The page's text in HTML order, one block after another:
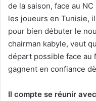
de la saison, face au
les joueurs en Tunisie,
pour bien débuter le
chairman kabyle, veut
départ possible face au
gagnent en confiance
Il compte se réunir